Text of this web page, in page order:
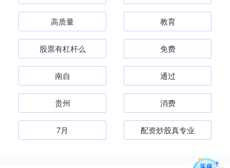
高质量 教育
股票有杠杆么 免费
南自 通过
贵州 消费
7月 配资炒股真专业